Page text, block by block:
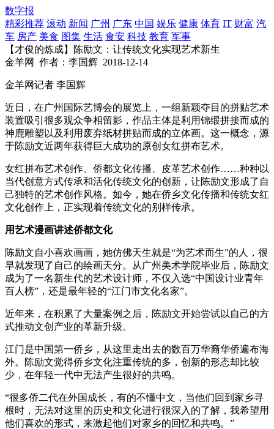
数字报
精彩推荐 滚动 新闻 广州 广东 中国 娱乐 健康 体育 IT 财富 汽
车 房产 美食 图集 生活 食安 科技 教育 军事
【才俊的炼成】陈励文：让传统文化实现艺术新生
金羊网
作者：李国辉 2018-12-14
金羊网记者 李国辉
近日，在广州国际艺博会的展览上，一组新颖夺目的拼贴艺术
装置吸引很多观众争相留影，作品主体是利用锦缎拼接而成的
神鹿雕塑以及利用废弃纸材拼贴而成的立体画。这一概念，源
于陈励文近两年获得巨大成功的原创女红拼布艺术。
女红拼布艺术创作、侨都文化传播、皮革艺术创作……种种以
当代创意方式传承和活化传统文化的创新，让陈励文形成了自
己独特的艺术创作风格。如今，她在侨乡文化传播和传统女红
文化创作上，正实现着传统文化的别样传承。
用艺术漫画讲述侨都文化
陈励文自小喜欢画画，她仿佛天生就是“为艺术而生”的人，很
早就发现了自己的绘画天分。从广州美术学院毕业后，陈励文
成为了一名新生代的艺术设计师，不仅入选“中国设计业青年
百人榜”，还是最年轻的“江门市文化名家”。
近年来，在积累了大量案例之后，陈励文开始尝试以自己的方
式推动文创产业的革新升级。
江门是中国第一侨乡，从这里走出去的数百万华裔华侨遍布海
外。陈励文觉得侨乡文化注重传统的多，创新的形态却比较
少，在年轻一代中无法产生很好的共鸣。
“很多侨二代在外国成长，有的不懂中文，当他们回到家乡寻
根时，无法对这里的历史和文化进行很深入的了解，我希望用
他们喜欢的形式，来激起他们对家乡的回忆和共鸣。”